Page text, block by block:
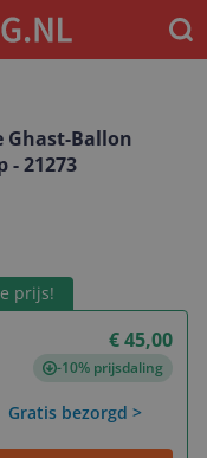
Ghast-Ballon
- 21273
prijs!
€ 45,00
-10% prijsdaling
bezorgd >